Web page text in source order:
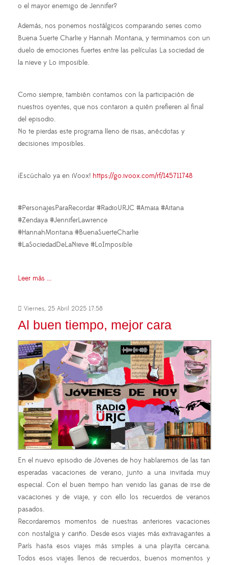
o el mayor enemigo de Jennifer?
Además, nos ponemos nostálgicos comparando series como
Buena Suerte Charlie y Hannah Montana, y terminamos con un
duelo de emociones fuertes entre las películas La sociedad de
la nieve y Lo imposible.
Como siempre, también contamos con la participación de
nuestros oyentes, que nos contaron a quién prefieren al final
del episodio.
No te pierdas este programa lleno de risas, anécdotas y
decisiones imposibles.
¡Escúchalo ya en iVoox! https://go.ivoox.com/rf/145711748
#PersonajesParaRecordar #RadioURJC #Amaia #Aitana
#Zendaya #JenniferLawrence
#HannahMontana #BuenaSuerteCharlie
#LaSociedadDeLaNieve #LoImposible
Leer más ...
Viernes, 25 Abril 2025 17:58
Al buen tiempo, mejor cara
En el nuevo episodio de Jóvenes de hoy hablaremos de las tan
esperadas vacaciones de verano, junto a una invitada muy
especial. Con el buen tiempo han venido las ganas de irse de
vacaciones y de viaje, y con ello los recuerdos de veranos
pasados.
Recordaremos momentos de nuestras anteriores vacaciones
con nostalgia y cariño. Desde esos viajes más extravagantes a
París hasta esos viajes más simples a una playita cercana.
Todos esos viajes llenos de recuerdos, buenos momentos y